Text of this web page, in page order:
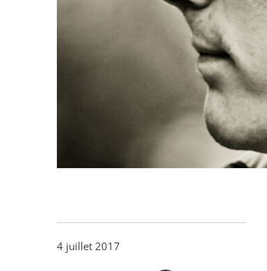
4 juillet 2017